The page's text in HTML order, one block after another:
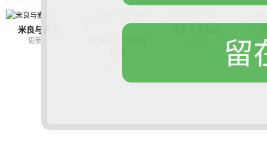
米良与麦青
更新到
留